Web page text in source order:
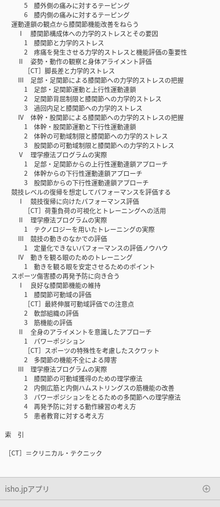
5 膝外側の痛みに対するテーピング
6 膝内側の痛みに対するテーピング
運動連鎖の観点から膝関節機能改善をねらう
Ⅰ 膝関節構成体への力学的ストレスとその要因
1 膝関節と力学的ストレス
2 疼痛を発生させる力学的ストレスと機能評価の重要性
Ⅱ 姿勢・動作の観察と身体アライメント評価
［CT］脚長差と力学的ストレス
Ⅲ 足部・足関節による膝関節への力学的ストレスの把握
1 足部・足関節運動と上行性運動連鎖
2 足関節背屈制限と膝関節への力学的ストレス
3 過回内足と膝関節への力学的ストレス
Ⅳ 体幹・股関節による膝関節への力学的ストレスの把握
1 体幹・股関節運動と下行性運動連鎖
2 体幹の可動域制限と膝関節への力学的ストレス
3 股関節の可動域制限と膝関節への力学的ストレス
Ⅴ 理学療法プログラムの実際
1 足部・足関節からの上行性運動連鎖アプローチ
2 体幹からの下行性運動連鎖アプローチ
3 股関節からの下行性運動連鎖アプローチ
競技レベルの復帰を想定してパフォーマンスを評価する
Ⅰ 競技復帰に向けたパフォーマンス評価
［CT］荷重負荷の可視化とトレーニングへの活用
Ⅱ 理学療法プログラムの実際
1 テクノロジーを用いたトレーニングの実際
Ⅲ 競技の動きのなかでの評価
1 定量化できないパフォーマンスの評価ノウハウ
Ⅳ 動きを観る眼のためのトレーニング
1 動きを観る眼を安定させるためのポイント
スポーツ傷害膝の再発予防に向き合う
Ⅰ 良好な膝関節機能の維持
1 膝関節可動域の評価
［CT］最終伸展可動域評価での注意点
2 軟部組織の評価
3 筋機能の評価
Ⅱ 全身のアライメントを意識したアプローチ
1 パワーポジション
［CT］スポーツの特殊性を考慮したスクワット
2 多関節の機能不全による障害
Ⅲ 理学療法プログラムの実際
1 膝関節の可動域獲得のための理学療法
2 内側広筋と内側ハムストリングスの筋機能の改善
3 パワーポジションをとるための多関節への理学療法
4 再発予防に対する動作練習の考え方
5 患者教育に対する考え方
索 引
［CT］＝クリニカル・テクニック
isho.jpアプリ